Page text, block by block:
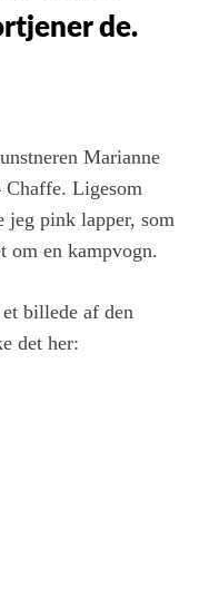
de.
Marianne
Chaffe. Ligesom
jeg pink lapper, som
om en kampvogn.
billede af den
det her: